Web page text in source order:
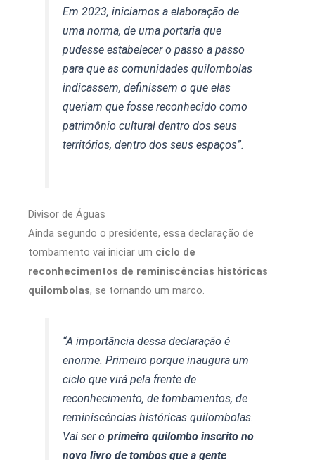
Em 2023, iniciamos a elaboração de
uma norma, de uma portaria que
pudesse estabelecer o passo a passo
para que as comunidades quilombolas
indicassem, definissem o que elas
queriam que fosse reconhecido como
patrimônio cultural dentro dos seus
territórios, dentro dos seus espaços”.
Divisor de Águas
Ainda segundo o presidente, essa declaração de
tombamento vai iniciar um ciclo de
reconhecimentos de reminiscências históricas
quilombolas, se tornando um marco.
“A importância dessa declaração é
enorme. Primeiro porque inaugura um
ciclo que virá pela frente de
reconhecimento, de tombamentos, de
reminiscências históricas quilombolas.
Vai ser oprimeiro quilombo inscrito no
novo livro de tombos que a gente